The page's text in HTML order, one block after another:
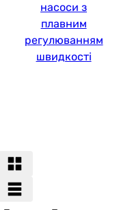
насоси з
плавним
регулюванням
швидкості